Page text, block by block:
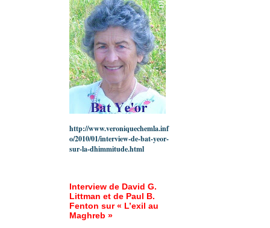
http://www.veroniquechemla.inf
o/2010/01/interview-de-bat-yeor-
sur-la-dhimmitude.html
Interview de David G.
Littman et de Paul B.
Fenton sur « L’exil au
Maghreb »